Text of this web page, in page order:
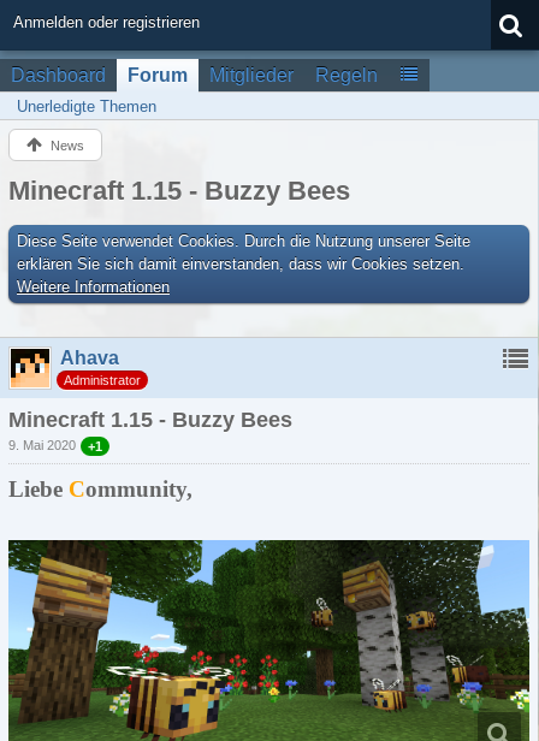
Anmelden oder registrieren
Dashboard Forum Mitglieder Regeln
Unerledigte Themen
News
Minecraft 1.15 - Buzzy Bees
Diese Seite verwendet Cookies. Durch die Nutzung unserer Seite
erklären Sie sich damit einverstanden, dass wir Cookies setzen.
Weitere Informationen
Ahava
Administrator
Minecraft 1.15 - Buzzy Bees
9. Mai 2020 +1
Liebe Community,